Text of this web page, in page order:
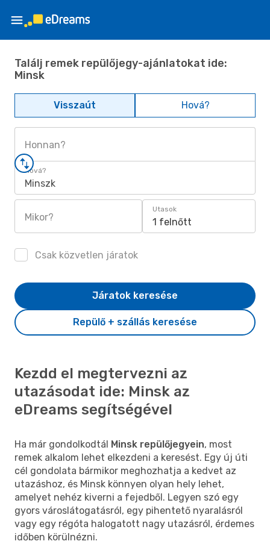
Találj remek repülőjegy-ajánlatokat ide:
Minsk
Visszaút Hová?
Honnan?
Hová?
Minszk
Mikor?
Utasok
1 felnőtt
Csak közvetlen járatok
Repülő + szállás keresése
Járatok keresése
Kezdd el megtervezni az
utazásodat ide: Minsk az
eDreams segítségével
Ha már gondolkodtál Minsk repülőjegyein, most
remek alkalom lehet elkezdeni a keresést. Egy új úti
cél gondolata bármikor meghozhatja a kedvet az
utazáshoz, és Minsk könnyen olyan hely lehet,
amelyet nehéz kiverni a fejedből. Legyen szó egy
gyors városlátogatásról, egy pihentető nyaralásról
vagy egy régóta halogatott nagy utazásról, érdemes
időben körülnézni.